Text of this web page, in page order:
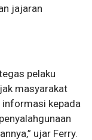
jajaran
pelaku
masyarakat
informasi kepada
ujar Ferry.